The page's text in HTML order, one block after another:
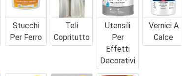
Stucchi
Per Ferro
Teli
Copritutto
Utensili
Per
Effetti
Decorativi
Vernici A
Calce